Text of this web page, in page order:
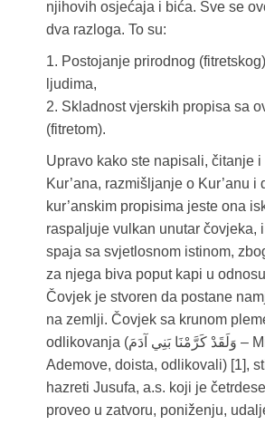
njihovih osjećaja i bića. Sve se
dva razloga. To su:
1. Postojanje prirodnog
ljudima,
2. Skladnost vjerskih propisa sa
(fitretom).
Upravo kako ste napisali, čitanje i
Kur’ana, razmišljanje o Kur’anu i
kur’anskim propisima jeste ona
raspaljuje vulkan unutar čovjeka,
spaja sa svjetlosnom istinom,
za njega biva poput kapi u
Čovjek je stvoren da postane
na zemlji. Čovjek sa krunom
odlikovanja (وَلَقَدْ كَرَّمْنَا بَنِي آدَمَ – Mi smo sinove
Ademove, doista, odlikovali) [1],
hazreti Jusufa, a.s. koji je
proveo u zatvoru, poniženju,